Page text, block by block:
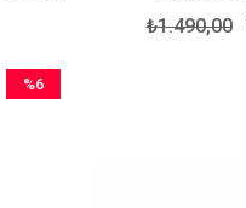
₺1.490,00
%6